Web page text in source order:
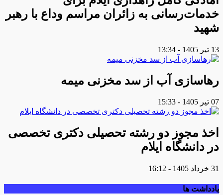
خدمات‌رسانی به زائران مراسم وداع با رهبر
شهید
13 تیر 1405 - 13:34
رهاسازی آب از سد مخزنی میمه
07 تیر 1405 - 15:33
اخذ مجوز دو رشته تحصیلی دکتری تخصصی
در دانشگاه ایلام
31 خرداد 1405 - 16:12
یادداشت ها